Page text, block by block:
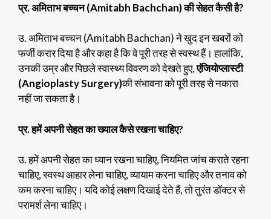
प्र. अमिताभ बच्चन (Amitabh Bachchan)की सेहत कैसी है?
उ. अमिताभ बच्चन (Amitabh Bachchan) ने खुद इन खबरों को
फर्जी करार दिया है और कहा है कि वे पूरी तरह से स्वस्थ हैं। हालांकि,
उनकी उम्र और पिछले स्वास्थ्य विवरण को देखते हुए,एंजियोप्लास्टी
(Angioplasty Surgery)की संभावना को पूरी तरह से नकारा
नहीं जा सकता है।
प्र. हमें अपनी सेहत का ख्याल कैसे रखना चाहिए?
उ. हमें अपनी सेहत का ध्यान रखना चाहिए, नियमित जांच कराते रहना
चाहिए, स्वस्थ आहार लेना चाहिए, व्यायाम करना चाहिए और तनाव को
कम करना चाहिए। यदि कोई लक्षण दिखाई देते हैं, तो तुरंत डॉक्टर से
परामर्श लेना चाहिए।